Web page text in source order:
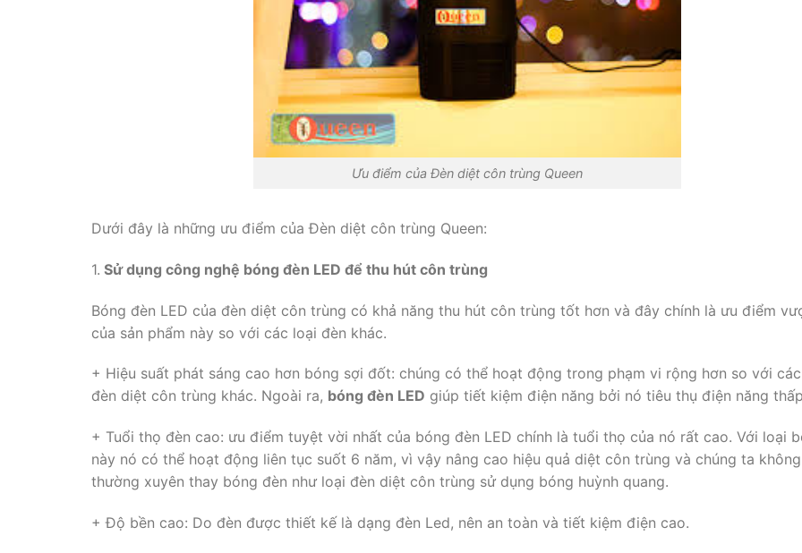
Ưu điểm của Đèn diệt côn trùng Queen
Dưới đây là những ưu điểm của Đèn diệt côn trùng Queen:
1. Sử dụng công nghệ bóng đèn LED để thu hút côn trùng
Bóng đèn LED của đèn diệt côn trùng có khả năng thu hút côn trùng tốt hơn và đây chính là ưu điểm
của sản phẩm này so với các loại đèn khác.
+ Hiệu suất phát sáng cao hơn bóng sợi đốt: chúng có thể hoạt động trong phạm vi rộng hơn so với
đèn diệt côn trùng khác. Ngoài ra, bóng đèn LED giúp tiết kiệm điện năng bởi nó tiêu thụ điện năng
+ Tuổi thọ đèn cao: ưu điểm tuyệt vời nhất của bóng đèn LED chính là tuổi thọ của nó rất cao. Với loại
này nó có thể hoạt động liên tục suốt 6 năm, vì vậy nâng cao hiệu quả diệt côn trùng và chúng ta
thường xuyên thay bóng đèn như loại đèn diệt côn trùng sử dụng bóng huỳnh quang.
+ Độ bền cao: Do đèn được thiết kế là dạng đèn Led, nên an toàn và tiết kiệm điện cao.